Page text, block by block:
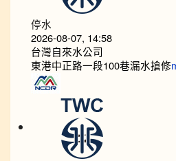
停水
2026-08-07, 14:58
台灣自來水公司
東港中正路一段100巷漏水搶修